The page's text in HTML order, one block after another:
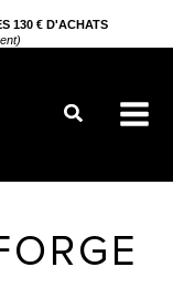
130 € D'ACHATS
Rechercher